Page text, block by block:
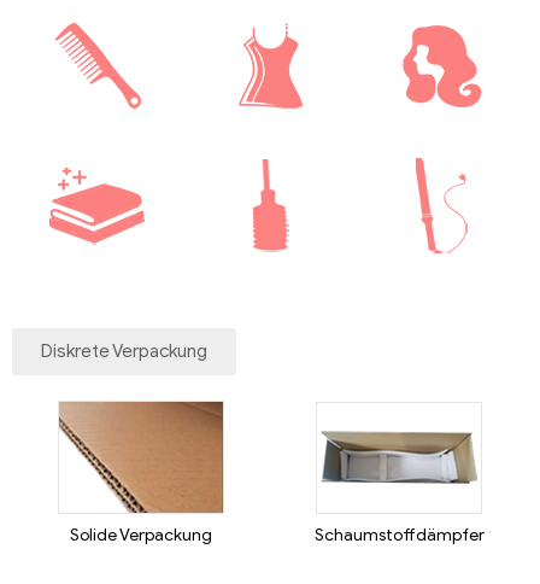
Diskrete Verpackung
Solide Verpackung Schaumstoffdämpfer